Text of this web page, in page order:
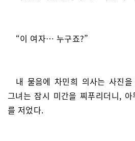
“이 여자… 누구죠?”
내 물음에 차민희 의사는 사진
그녀는 잠시 미간을 찌푸리더니,
를 저었다.